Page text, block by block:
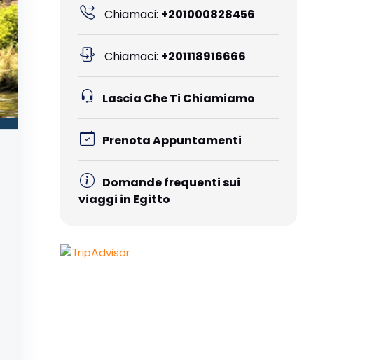
Chiamaci: +201000828456
Chiamaci: +201118916666
Lascia Che Ti Chiamiamo
Prenota Appuntamenti
Domande frequenti sui
viaggi in Egitto